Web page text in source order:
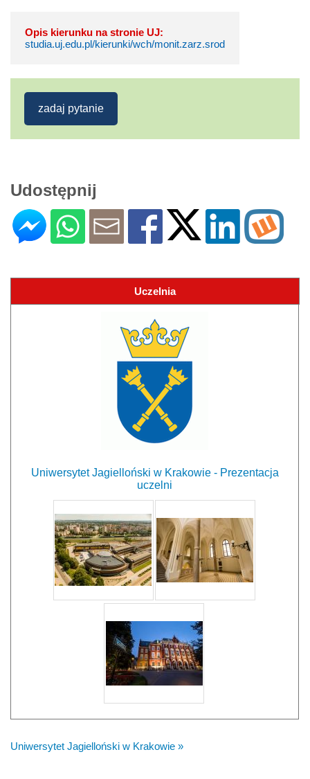
Opis kierunku na stronie UJ:
studia.uj.edu.pl/kierunki/wch/monit.zarz.srod
zadaj pytanie
Udostępnij
Uczelnia
Uniwersytet Jagielloński w Krakowie - Prezentacja
uczelni
Uniwersytet Jagielloński w Krakowie »